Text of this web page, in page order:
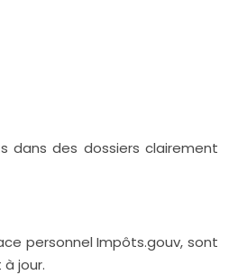
dans des dossiers clairement
personnel Impôts.gouv, sont
jour.